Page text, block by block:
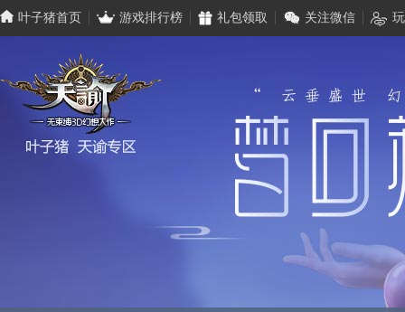
叶子猪首页 游戏排行榜 礼包领取 关注微信